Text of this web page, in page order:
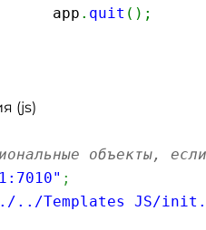
			app
. quit ( ) ;
(js)
объекты,
;
Templates JS/